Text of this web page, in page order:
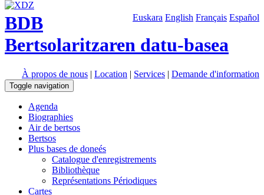
Euskara English Français Español
BDB
Bertsolaritzaren datu-basea
À propos de nous | Location | Services | Demande d'information
Toggle navigation
Agenda
Biographies
Air de bertsos
Bertsos
Plus bases de doneés
Catalogue d'enregistrements
Bibliothèque
Représentations Périodiques
Cartes